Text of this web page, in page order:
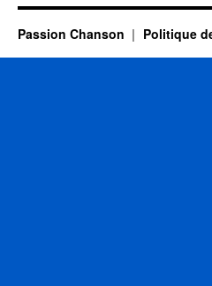
Passion Chanson Politique